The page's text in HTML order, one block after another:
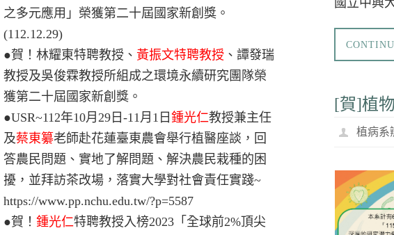
國立中興
[賀]植
植病系
之多元應用」榮獲第二十屆國家新創獎。
(112.12.29)
●賀！林耀東特聘教授、 黃振文特聘教授 、譚發瑞
教授及吳俊霖教授所組成之環境永續研究團隊榮
獲第二十屆國家新創獎。
●USR~112年10月29日-11月1日 鍾光仁教授兼主任
及蔡東纂老師赴花蓮臺東農會舉行植醫座談，回
答農民問題、實地了解問題、解決農民栽種的困
擾，並拜訪茶改場，落實大學對社會責任實踐~
https://www.pp.nchu.edu.tw/?p=5587
●賀！ 鍾光仁特聘教授入榜2023「全球前2%頂尖